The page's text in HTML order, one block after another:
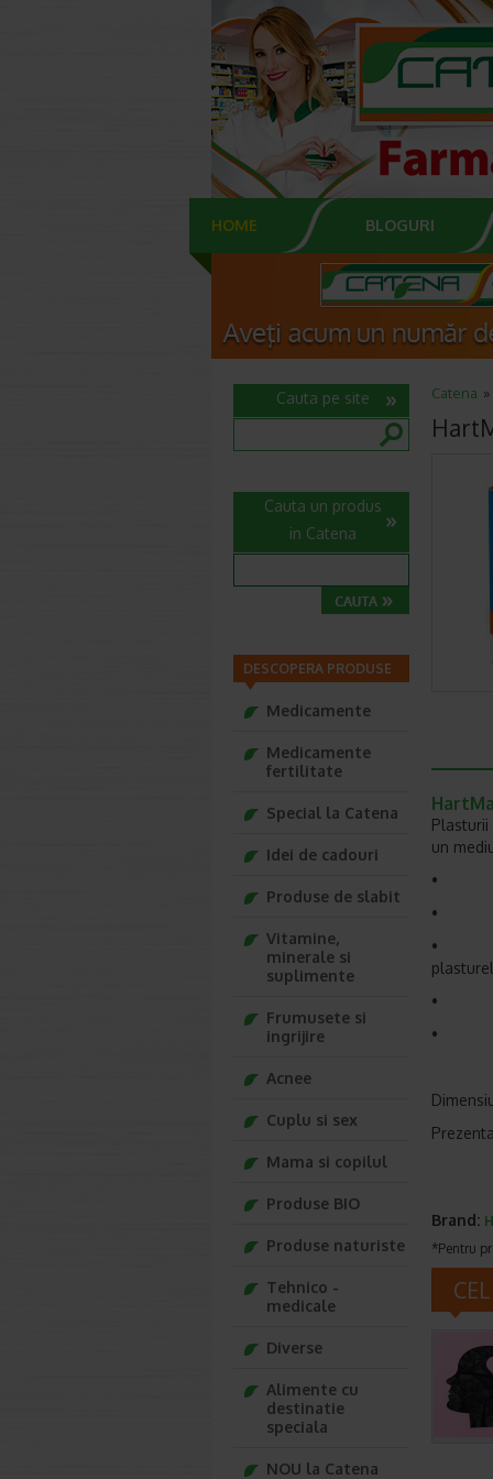
HOME BLOGURI
Catena
un
• Cu
•
•
•
•
Brand:
*Pentru
Cauta pe site
Cauta un produs
in Catena
DESCOPERA PRODUSE
Medicamente
Medicamente
fertilitate
Special la Catena
Idei de cadouri
Produse de slabit
Vitamine,
minerale si
suplimente
Frumusete si
ingrijire
Acnee
Cuplu si sex
Mama si copilul
Produse BIO
Produse naturiste
Tehnico -
medicale
Diverse
Alimente cu
destinatie
speciala
NOU la Catena